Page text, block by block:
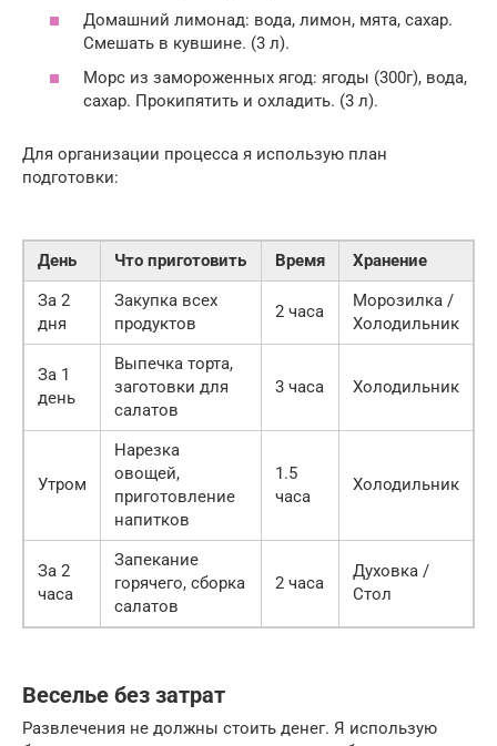
Домашний лимонад: вода, лимон, мята, сахар.
Смешать в кувшине. (3 л).
Морс из замороженных ягод: ягоды (300г), вода,
сахар. Прокипятить и охладить. (3 л).
Для организации процесса я использую план
подготовки:
День Что приготовить Время
Хранение
За 2
дня
Закупка всех
продуктов
2 часа
Морозилка /
Холодильник
За 1
день
Выпечка торта,
заготовки для
салатов
3 часа Холодильник
Утром
Нарезка
овощей,
приготовление
напитков
1.5
часа
Холодильник
За 2
часа
Запекание
горячего, сборка
салатов
2 часа
Духовка /
Стол
Веселье без затрат
Развлечения не должны стоить денег. Я использую